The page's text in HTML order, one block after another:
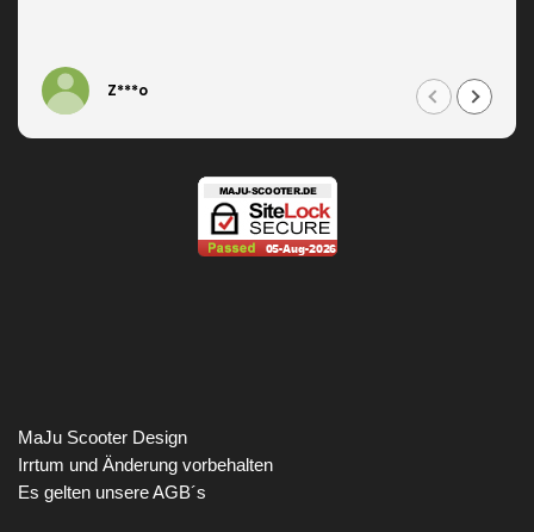
Z***o
MaJu Scooter Design
Irrtum und Änderung vorbehalten
Es gelten unsere AGB´s